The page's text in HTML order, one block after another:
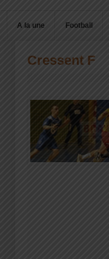
A la une Football
Cressent F